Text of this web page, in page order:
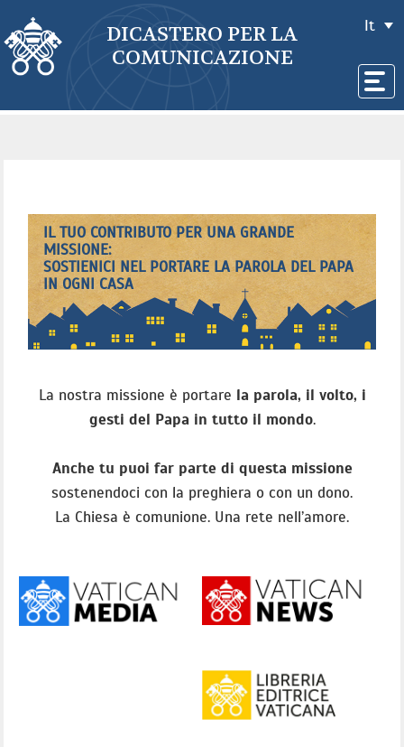
DICASTERO PER LA
COMUNICAZIONE
It
IL TUO CONTRIBUTO PER UNA GRANDE
MISSIONE:
SOSTIENICI NEL PORTARE LA PAROLA DEL PAPA
IN OGNI CASA
La nostra missione è portare la parola, il volto, i
gesti del Papa in tutto il mondo.
Anche tu puoi far parte di questa missione
sostenendoci con la preghiera o con un dono.
La Chiesa è comunione. Una rete nell’amore.